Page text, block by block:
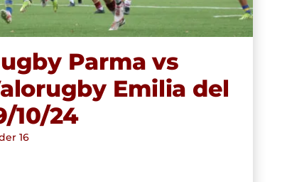
Parma vs
Emilia del
10/24
16